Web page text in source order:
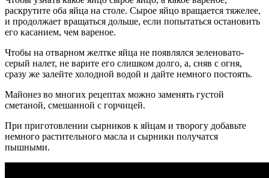
раскрутите оба яйца на столе. Сырое яйцо вращается тяжелее,
и продолжает вращаться дольше, если попытаться остановить
его касанием, чем вареное.
Чтобы на отварном желтке яйца не появлялся зеленовато-
серый налет, не варите его слишком долго, а, сняв с огня,
сразу же залейте холодной водой и дайте немного постоять.
Майонез во многих рецептах можно заменять густой
сметаной, смешанной с горчицей.
При приготовлении сырников к яйцам и творогу добавьте
немного растительного масла и сырники получатся
пышными.